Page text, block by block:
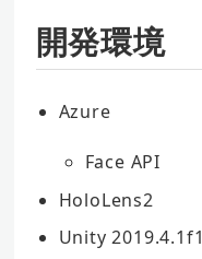
開発環境
Azure
Face API
HoloLens2
Unity 2019.4.1f1